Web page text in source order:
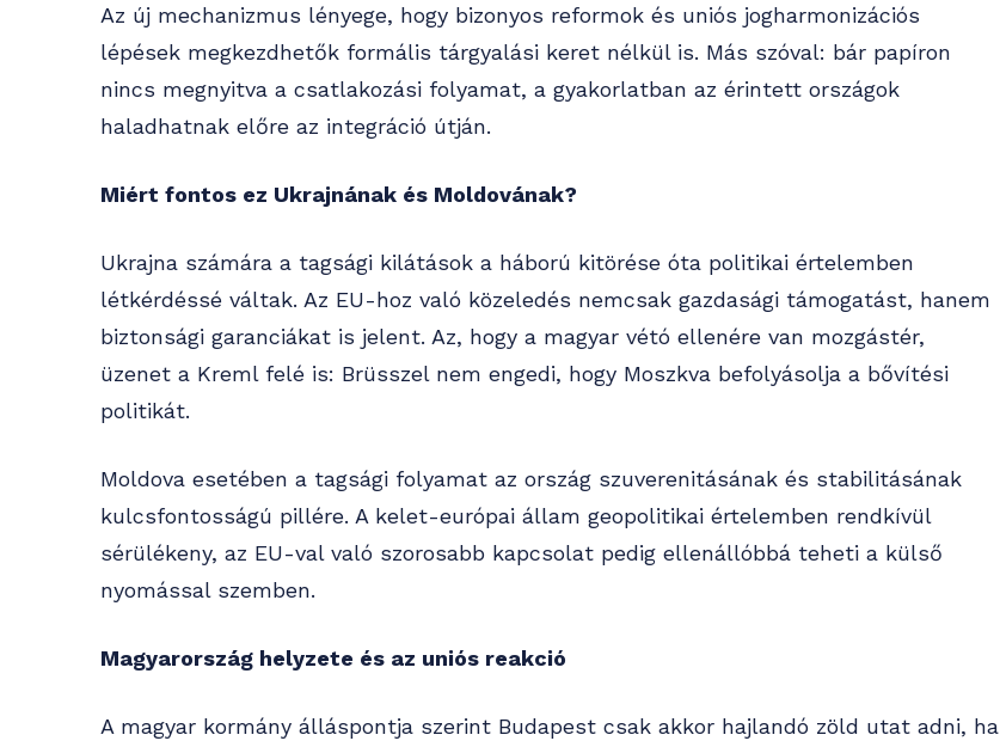
Az új mechanizmus lényege, hogy bizonyos reformok és uniós jogharmonizációs
lépések megkezdhetők formális tárgyalási keret nélkül is. Más szóval: bár papíron
nincs megnyitva a csatlakozási folyamat, a gyakorlatban az érintett országok
haladhatnak előre az integráció útján.
Miért fontos ez Ukrajnának és Moldovának?
Ukrajna számára a tagsági kilátások a háború kitörése óta politikai értelemben
létkérdéssé váltak. Az EU-hoz való közeledés nemcsak gazdasági támogatást, hanem
biztonsági garanciákat is jelent. Az, hogy a magyar vétó ellenére van mozgástér,
üzenet a Kreml felé is: Brüsszel nem engedi, hogy Moszkva befolyásolja a bővítési
politikát.
Moldova esetében a tagsági folyamat az ország szuverenitásának és stabilitásának
kulcsfontosságú pillére. A kelet-európai állam geopolitikai értelemben rendkívül
sérülékeny, az EU-val való szorosabb kapcsolat pedig ellenállóbbá teheti a külső
nyomással szemben.
Magyarország helyzete és az uniós reakció
A magyar kormány álláspontja szerint Budapest csak akkor hajlandó zöld utat adni, ha